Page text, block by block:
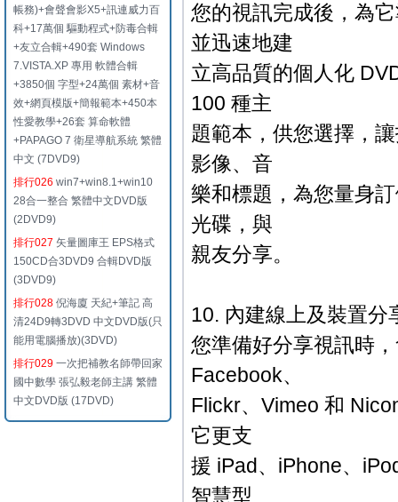
帳務)+會聲會影X5+訊連威力百
科+17萬個 驅動程式+防毒合輯
+友立合輯+490套 Windows
7.VISTA.XP 專用 軟體合輯
+3850個 字型+24萬個 素材+音
效+網頁模版+簡報範本+450本
性愛教學+26套 算命軟體
+PAPAGO 7 衛星導航系統 繁體
中文 (7DVD9)
排行026 win7+win8.1+win10
28合一整合 繁體中文DVD版
(2DVD9)
排行027 矢量圖庫王 EPS格式
150CD合3DVD9 合輯DVD版
(3DVD9)
排行028 倪海廈 天紀+筆記 高
清24D9轉3DVD 中文DVD版(只
能用電腦播放)(3DVD)
排行029 一次把補教名師帶回家
國中數學 張弘毅老師主講 繁體
中文DVD版 (17DVD)
您的視訊完成後，為
並迅速地建
立高品質的個人化
100 種主
題範本，供您選擇，
影像、音
樂和標題，為您量身
光碟，與
親友分享。
10. 內建線上及裝置分
您準備好分享視訊時
Facebook、
Flickr、Vimeo 和
它更支
援 iPad、iPhone、
智慧型